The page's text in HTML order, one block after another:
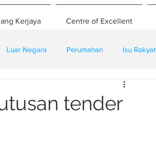
Kerjaya Centre of Excellent
Luar Negara Perumahan Isu Rakyat
tender